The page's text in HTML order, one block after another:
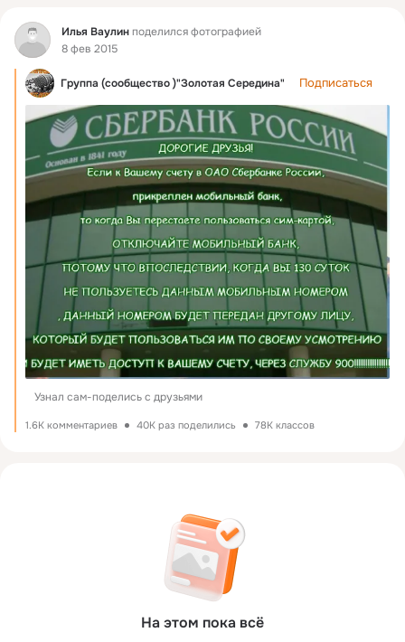
Фид Илья Ваулинподелился фотографией
8 фев 2015
Группа (сообщество )"Золотая Середина" Подписаться
Узнал сам-поделись с друзьями
1.6K комментариев 40K раз поделились 78K классов
На этом пока всё